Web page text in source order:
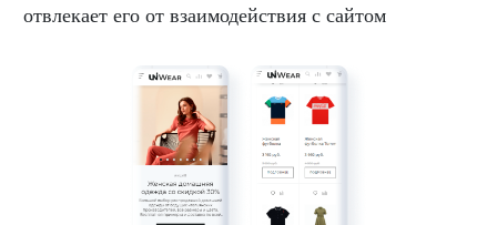
отвлекает его от взаимодействия с сайтом